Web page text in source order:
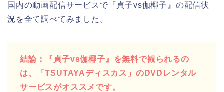
国内の動画配信サービスで『貞子vs伽椰子』の配信状
況を全て調べてみました。
結論：『貞子vs伽椰子』を無料で観られるの
は、「TSUTAYAディスカス」のDVDレンタル
サービスがオススメです。